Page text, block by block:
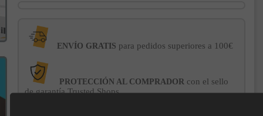
ENVÍO GRATIS para pedidos superiores a 100€
PROTECCIÓN AL COMPRADOR con el sello
de garantía Trusted Shops